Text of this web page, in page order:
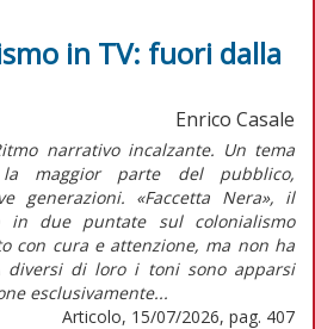
in TV: fuori dalla
Enrico Casale
narrativo incalzante. Un tema
maggior parte del pubblico,
generazioni. «Faccetta Nera», il
in due puntate sul colonialismo
con cura e attenzione, ma non ha
diversi di loro i toni sono apparsi
esclusivamente...
Articolo, 15/07/2026, pag. 407